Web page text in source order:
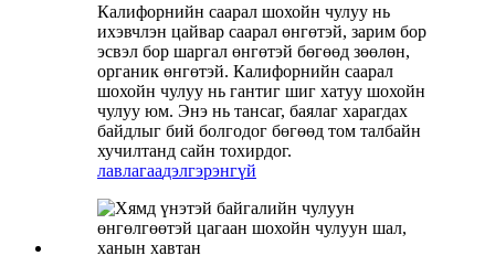
Калифорнийн саарал шохойн чулуу нь
ихэвчлэн цайвар саарал өнгөтэй, зарим бор
эсвэл бор шаргал өнгөтэй бөгөөд зөөлөн,
органик өнгөтэй. Калифорнийн саарал
шохойн чулуу нь гантиг шиг хатуу шохойн
чулуу юм. Энэ нь тансаг, баялаг харагдах
байдлыг бий болгодог бөгөөд том талбайн
хучилтанд сайн тохирдог.
лавлагаадэлгэрэнгүй